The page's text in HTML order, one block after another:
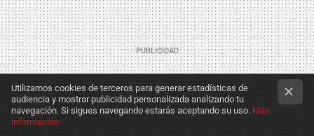
Utilizamos cookies de terceros para generar estadísticas de
audiencia y mostrar publicidad personalizada analizando tu
navegación. Si sigues navegando estarás aceptando su uso. Más
información